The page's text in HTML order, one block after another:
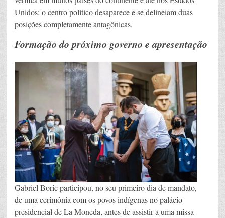
Unidos: o centro político desaparece e se delineiam duas
posições completamente antagônicas.
Formação do próximo governo e apresentação
Gabriel Boric participou, no seu primeiro dia de mandato,
de uma cerimônia com os povos indígenas no palácio
presidencial de La Moneda, antes de assistir a uma missa